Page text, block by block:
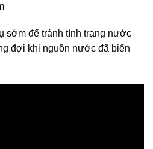
sớm để tránh tình trạng nước
đợi khi nguồn nước đã biến